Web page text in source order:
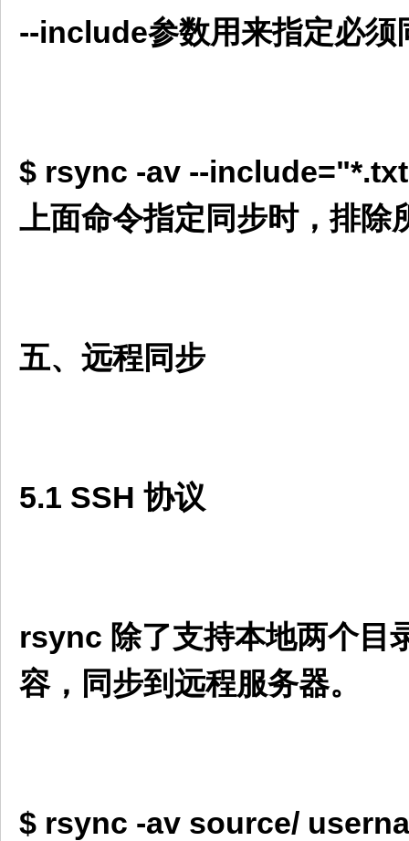
--include参数用来指定必
$ rsync -av --
上面命令指定同步时，排除
五、远程同步
5.1 SSH 协议
rsync 除了支持本地两个目
容，同步到远程服务器。
$ rsync -av source/